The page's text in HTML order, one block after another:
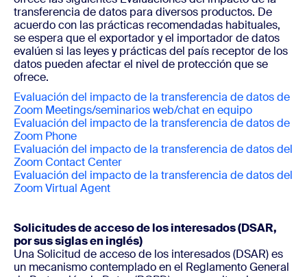
transferencia de datos para diversos productos. De
acuerdo con las prácticas recomendadas habituales,
se espera que el exportador y el importador de datos
evalúen si las leyes y prácticas del país receptor de los
datos pueden afectar el nivel de protección que se
ofrece.
Evaluación del impacto de la transferencia de datos de
Zoom Meetings/seminarios web/chat en equipo
Evaluación del impacto de la transferencia de datos de
Zoom Phone
Evaluación del impacto de la transferencia de datos del
Zoom Contact Center
Evaluación del impacto de la transferencia de datos del
Zoom Virtual Agent
Solicitudes de acceso de los interesados (DSAR,
por sus siglas en inglés)
Una Solicitud de acceso de los interesados (DSAR) es
un mecanismo contemplado en el Reglamento General